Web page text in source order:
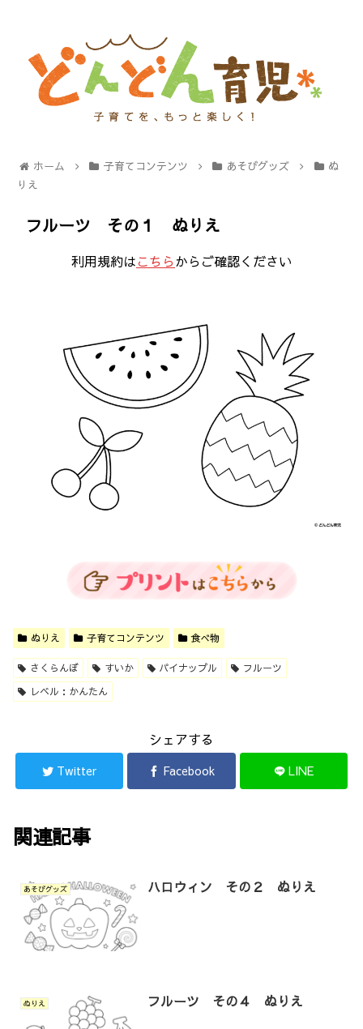
ホーム 子育てコンテンツ あそびグッズ
ぬ
りえ
フルーツ その１ ぬりえ
利用規約はこちら からご確認ください
ぬりえ 子育てコンテンツ 食べ物
さくらんぼ すいか パイナップル
フルーツ
レベル：かんたん
シェアする
Twitter Facebook LINE
関連記事
あそびグッズ ハロウィン その２ ぬりえ
ぬりえ フルーツ その４ ぬりえ